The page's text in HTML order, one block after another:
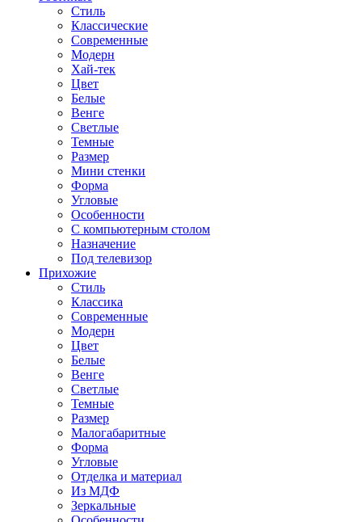
Стиль
Классические
Современные
Модерн
Хай-тек
Цвет
Белые
Венге
Светлые
Темные
Размер
Мини стенки
Форма
Угловые
Особенности
С компьютерным столом
Назначение
Под телевизор
Прихожие
Стиль
Классика
Современные
Модерн
Цвет
Белые
Венге
Светлые
Темные
Размер
Малогабаритные
Форма
Угловые
Отделка и материал
Из МДФ
Зеркальные